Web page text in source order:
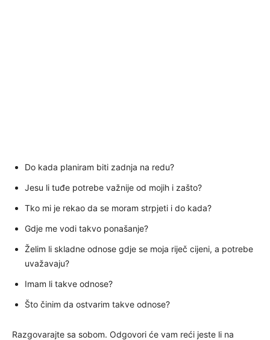
Do kada planiram biti zadnja na redu?
Jesu li tuđe potrebe važnije od mojih i zašto?
Tko mi je rekao da se moram strpjeti i do kada?
Gdje me vodi takvo ponašanje?
Želim li skladne odnose gdje se moja riječ cijeni, a potrebe
uvažavaju?
Imam li takve odnose?
Što činim da ostvarim takve odnose?
Razgovarajte sa sobom. Odgovori će vam reći jeste li na